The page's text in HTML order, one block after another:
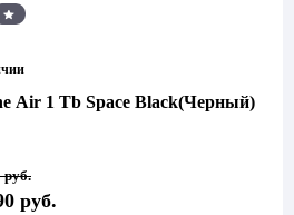
Сравнить
Air 1 Tb Space Black(Черный)
руб.
руб.